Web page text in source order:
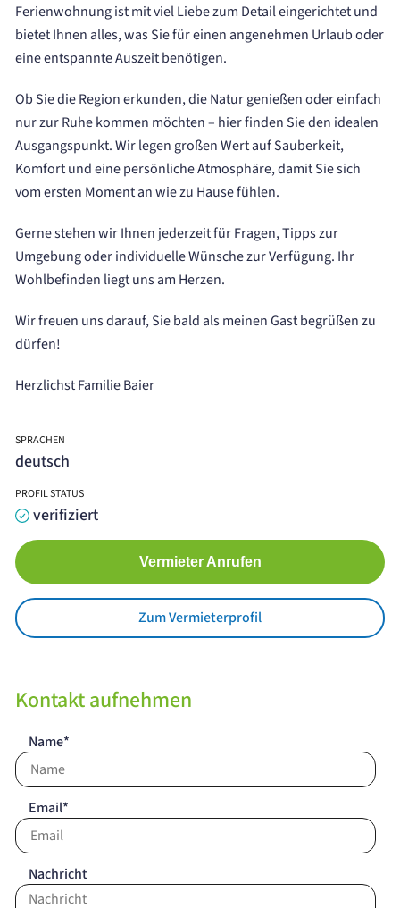
Ferienwohnung ist mit viel Liebe zum Detail eingerichtet und
bietet Ihnen alles, was Sie für einen angenehmen Urlaub oder
eine entspannte Auszeit benötigen.
Ob Sie die Region erkunden, die Natur genießen oder einfach
nur zur Ruhe kommen möchten – hier finden Sie den idealen
Ausgangspunkt. Wir legen großen Wert auf Sauberkeit,
Komfort und eine persönliche Atmosphäre, damit Sie sich
vom ersten Moment an wie zu Hause fühlen.
Gerne stehen wir Ihnen jederzeit für Fragen, Tipps zur
Umgebung oder individuelle Wünsche zur Verfügung. Ihr
Wohlbefinden liegt uns am Herzen.
Wir freuen uns darauf, Sie bald als meinen Gast begrüßen zu
dürfen!
Herzlichst Familie Baier
SPRACHEN
deutsch
verifiziert
PROFIL STATUS
Vermieter Anrufen
Zum Vermieterprofil
Kontakt aufnehmen
Name*
Email*
Nachricht